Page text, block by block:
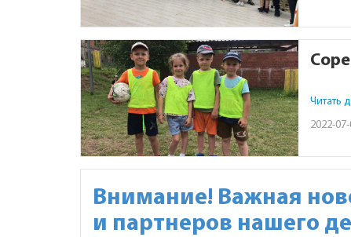
Читать
2022-07-
Внимание! Важная
и партнеров нашего